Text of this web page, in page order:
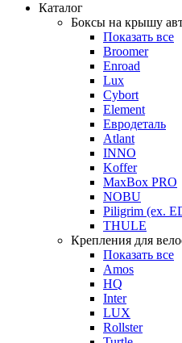
Каталог
Боксы на крышу
Показать все
Broomer
Enroad
Lux
Cybort
Element
Евродеталь
Atlant
INNO
Koffer
MaxBox PRO
NOBU
Piligrim (ex.
THULE
Крепления для
Показать все
Amos
HQ
Inter
LUX
Rollster